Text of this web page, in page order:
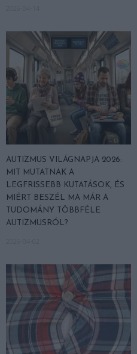
AUTIZMUS VILÁGNAPJA 2026:
MIT MUTATNAK A
LEGFRISSEBB KUTATÁSOK, ÉS
MIÉRT BESZÉL MA MÁR A
TUDOMÁNY TÖBBFÉLE
AUTIZMUSRÓL?